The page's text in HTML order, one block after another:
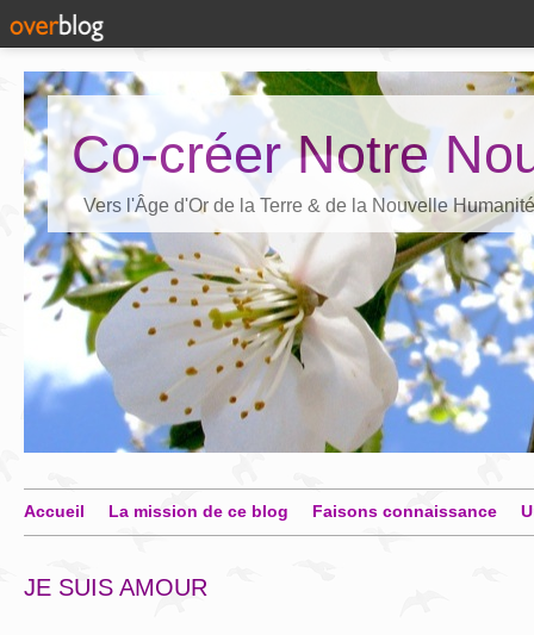
Co-créer Notre
Vers l'Âge d'Or de la Terre & de la Nouvelle Humanité
Accueil La mission de ce blog Faisons connaissance
JE SUIS AMOUR